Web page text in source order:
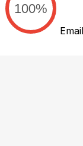
100%
Email